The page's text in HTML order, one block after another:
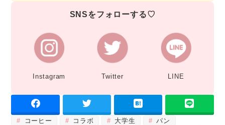
SNSをフォローする♡
Instagram Twitter LINE
コーヒー コラボ 大学生
パン